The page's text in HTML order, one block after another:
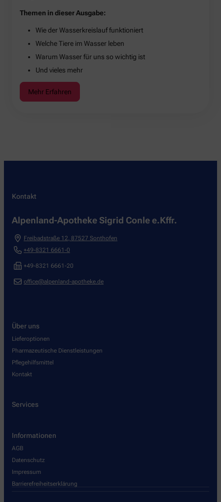
Themen in dieser Ausgabe:
Wie der Wasserkreislauf funktioniert
Welche Tiere im Wasser leben
Warum Wasser für uns so wichtig ist
Und vieles mehr
Mehr Erfahren
Kontakt
Alpenland-Apotheke Sigrid Conle e.Kffr.
Freibadstraße 12, 87527 Sonthofen
+49-8321 6661-0
+49-8321 6661-20
office@alpenland-apotheke.de
Über uns
Lieferoptionen
Pharmazeutische Dienstleistungen
Pflegehilfsmittel
Kontakt
Services
Informationen
AGB
Datenschutz
Impressum
Barrierefreiheitserklärung